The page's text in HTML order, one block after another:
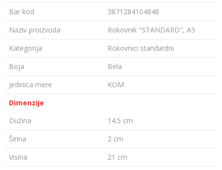
Bar kod
3871284104848
Naziv proizvoda
Rokovnik "STANDARD", A5
Kategorija
Rokovnici standardni
Boja
Bela
Jedinica mere
KOM
Dimenzije
Dužina
14.5 cm
Širina
2 cm
Visina
21 cm